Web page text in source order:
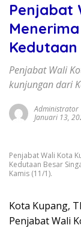
Penjabat
Penjabat Wali
kunjungan dari
Administrator
Januari 13,
Penjabat Wali Kota
Kedutaan Besar
Kamis (11/1).
Kota Kupang,
Penjabat Wali